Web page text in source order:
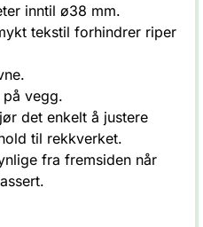
inntil ø38 mm.
tekstil forhindrer riper
vegg.
det enkelt å justere
til rekkverket.
fra fremsiden når